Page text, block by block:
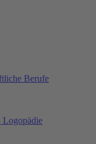
Berufe
Logopädie